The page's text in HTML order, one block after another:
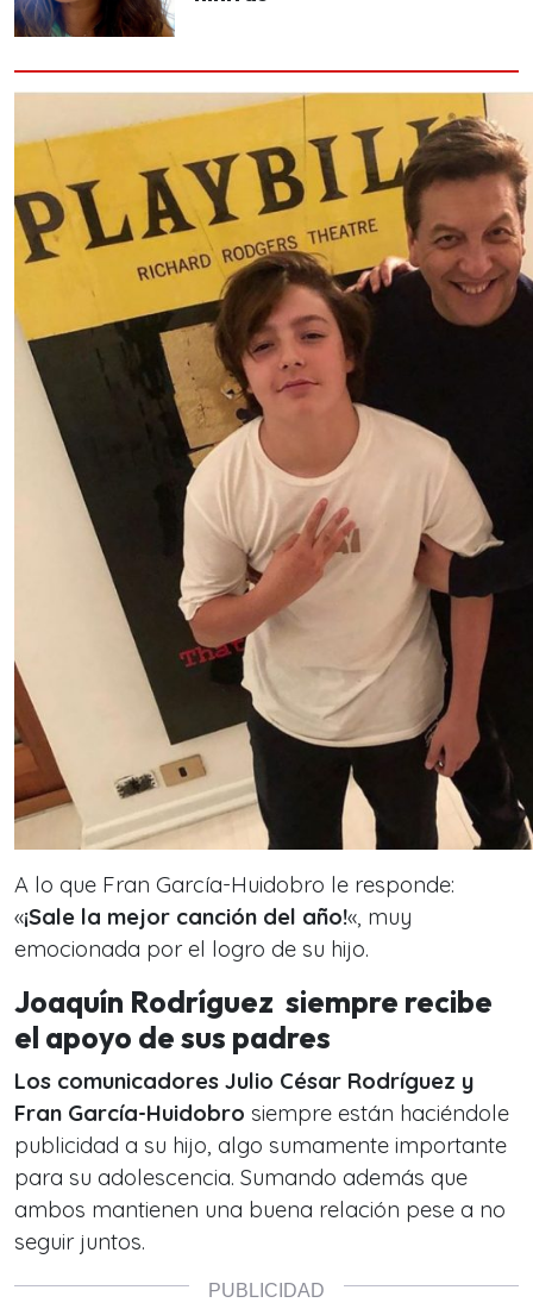
A lo que Fran García-Huidobro le responde:
«¡Sale la mejor canción del año!«, muy
emocionada por el logro de su hijo.
Joaquín Rodríguez siempre recibe
el apoyo de sus padres
Los comunicadores Julio César Rodríguez y
Fran García-Huidobro siempre están haciéndole
publicidad a su hijo, algo sumamente importante
para su adolescencia. Sumando además que
ambos mantienen una buena relación pese a no
seguir juntos.